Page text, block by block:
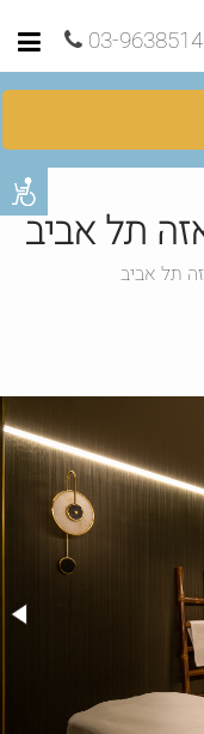
03-9638514
תל אביב
תל אביב